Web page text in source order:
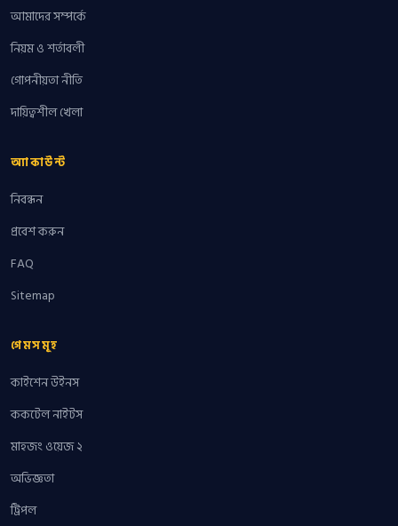
আমাদের সম্পর্কে
নিয়ম ও শর্তাবলী
গোপনীয়তা নীতি
দায়িত্বশীল খেলা
অ্যাকাউন্ট
নিবন্ধন
প্রবেশ করুন
FAQ
Sitemap
গেমসমূহ
কাইশেন উইনস
ককটেল নাইটস
মাহজং ওয়েজ ২
অভিজ্ঞতা
ট্রিপল